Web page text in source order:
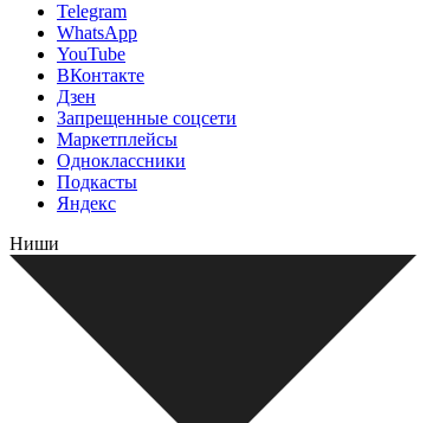
Telegram
WhatsApp
YouTube
ВКонтакте
Дзен
Запрещенные соцсети
Маркетплейсы
Одноклассники
Подкасты
Яндекс
Ниши